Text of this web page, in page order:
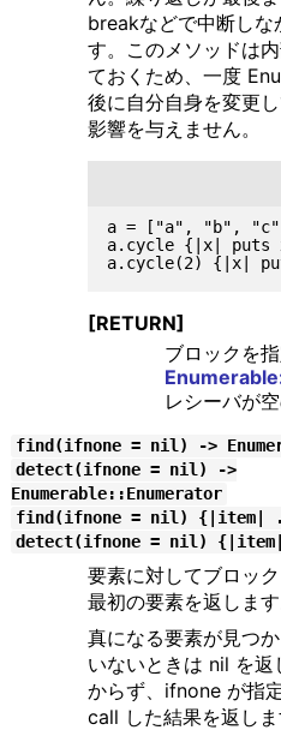
breakなどで中断しな
す。このメソッドは
ておくため、一度
後に自分自身を変更
影響を与えません。
a = ["a", "b",
a.cycle {|x|
[RETURN]
ブロックを
レシーバが
find(ifnone = nil) ->
detect(ifnone = nil) ->
Enumerable::Enumerator
find(ifnone = nil) {|item|
detect(ifnone = nil)
要素に対してブロッ
最初の要素を返します
真になる要素が見つ
いないときは nil を返
からず、ifnone が指
call した結果を返しま